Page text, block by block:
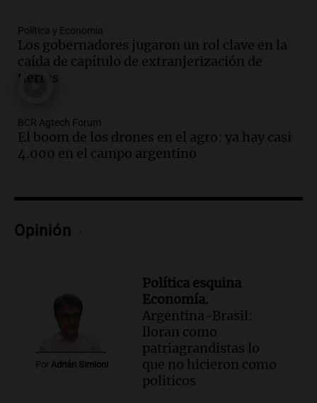
Audio.Ahyre estuvo en el Estudio
Federal Sancor Seguros y adelantó su
nuevo tema a Cadena 3 Rosario.
Viva la Radio Rosario
Cristo Redentor por acumulación de
nieve se extiende a 22 días
Panorama Federal
Audio.Estudiantes de Italia realizan
enriquecer su formación educativa
La Universidad de Milán y su
colaboración con la municipalidad para
la educación y parques
Audio.El papamóvil de Juan Pablo II
revive con la visita de León XIV y una
Política y Economía
Los gobernadores jugaron un rol clave en la
caída de capítulo de extranjerización de
tierras
BCR Agtech Forum
El boom de los drones en el agro: ya hay casi
4.000 en el campo argentino
Opinión
Por Adrián Simioni
Política esquina
Economía.
Argentina-Brasil:
lloran como
patriagrandistas lo
que no hicieron como
politicos